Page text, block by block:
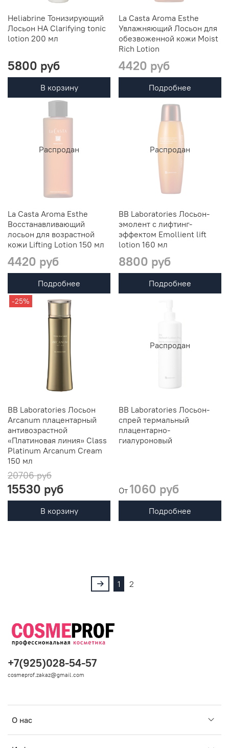
Heliabrine Тонизирующий
Лосьон HA Clarifying tonic
lotion 200 мл
5800 руб
В корзину
La Casta Aroma Esthe
Увлажняющий Лосьон для
обезвоженной кожи Moist
Rich Lotion
4420 руб
Подробнее
Распродан
La Casta Aroma Esthe
Восстанавливающий
лосьон для возрастной
кожи Lifting Lotion 150 мл
4420 руб
Подробнее
Распродан
BB Laboratories Лосьон-
эмолент с лифтинг-
эффектом Emollient lift
lotion 160 мл
8800 руб
Подробнее
-25%
BB Laboratories Лосьон
Arcanum плацентарный
антивозрастной
«Платиновая линия» Class
Platinum Arcanum Cream
150 мл
20706 руб
15530 руб
В корзину
Распродан
BB Laboratories Лосьон-
спрей термальный
плацентарно-
гиалуроновый
От 1060 руб
Подробнее
1 2
О нас
+7(925)028-54-57
cosmeprof.zakaz@gmail.com